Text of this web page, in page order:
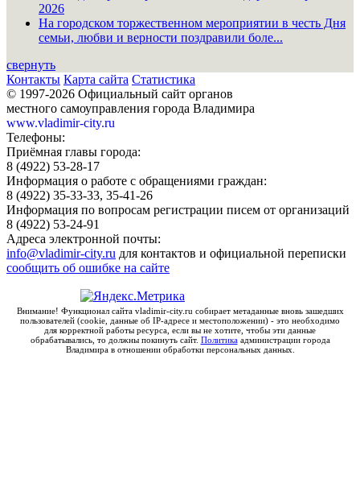
2026
На городском торжественном мероприятии в честь Дня
семьи, любви и верности поздравили боле...
свернуть
Контакты Карта сайта Статистика
© 1997-2026 Официальный сайт органов
местного самоуправления города Владимира
www.vladimir-city.ru
Телефоны:
Приёмная главы города:
8 (4922) 53-28-17
Информация о работе с обращениями граждан:
8 (4922) 35-33-33, 35-41-26
Информация по вопросам регистрации писем от организаций
8 (4922) 53-24-91
Адреса электронной почты:
info@vladimir-city.ru для контактов и официальной переписки
сообщить об ошибке на сайте
Внимание! Функционал сайта vladimir-city.ru собирает метаданные вновь зашедших
пользователей (cookie, данные об IP-адресе и местоположении) - это необходимо
для корректной работы ресурса, если вы не хотите, чтобы эти данные
обрабатывались, то должны покинуть сайт. Политикаадминистрации города
Владимира в отношении обработки персональных данных.